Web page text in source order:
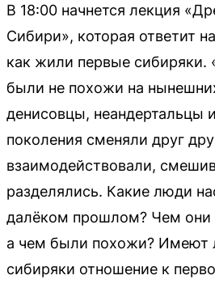
В 18:00 начнется лекция
Сибири», которая ответит
как жили первые сибиряки.
были не похожи на
денисовцы,
поколения сменяли друг
взаимодействовали,
разделялись. Какие люди
далёком прошлом? Чем они
а чем были похожи? Имеют
сибиряки отношение к